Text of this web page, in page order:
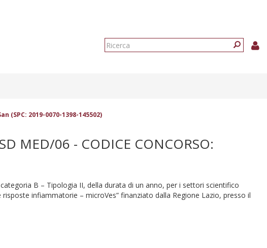
Form
(SPC: 2019-0070-1398-145502)
MED/06 - CODICE CONCORSO:
B – Tipologia II, della durata di un anno, per i settori scientifico
infiammatorie – microVes” finanziato dalla Regione Lazio, presso il